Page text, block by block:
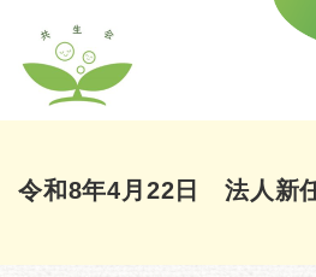
令和8年4月22日 法人新